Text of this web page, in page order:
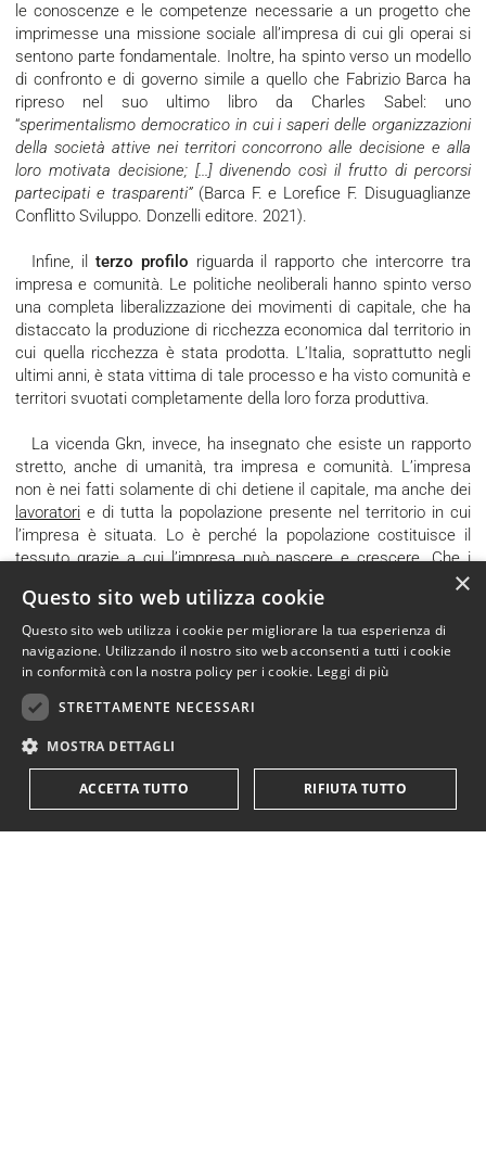
le conoscenze e le competenze necessarie a un progetto che
imprimesse una missione sociale all’impresa di cui gli operai si
sentono parte fondamentale. Inoltre, ha spinto verso un modello
di confronto e di governo simile a quello che Fabrizio Barca ha
ripreso nel suo ultimo libro da Charles Sabel: uno
“sperimentalismo democratico in cui i saperi delle organizzazioni
della società attive nei territori concorrono alle decisione e alla
loro motivata decisione; [...] divenendo così il frutto di percorsi
partecipati e trasparenti” (Barca F. e Lorefice F. Disuguaglianze
Conflitto Sviluppo. Donzelli editore. 2021).
Infine, il terzo profilo riguarda il rapporto che intercorre tra
impresa e comunità. Le politiche neoliberali hanno spinto verso
una completa liberalizzazione dei movimenti di capitale, che ha
distaccato la produzione di ricchezza economica dal territorio in
cui quella ricchezza è stata prodotta. L’Italia, soprattutto negli
ultimi anni, è stata vittima di tale processo e ha visto comunità e
territori svuotati completamente della loro forza produttiva.
La vicenda Gkn, invece, ha insegnato che esiste un rapporto
stretto, anche di umanità, tra impresa e comunità. L’impresa
non è nei fatti solamente di chi detiene il capitale, ma anche dei
lavoratori e di tutta la popolazione presente nel territorio in cui
l’impresa è situata. Lo è perché la popolazione costituisce il
tessuto grazie a cui l’impresa può nascere e crescere. Che i
lavoratori si uniscano e creino una propria esperienza produttiva
è possibile;impossibile è che esista un'impresa che faccia a
meno del proprio territorio, dei lavoratori e del loro
fondamentale contributo.
DATA
13 Gennaio 2022
ARTICOLO DI
×
Questo sito web utilizza cookie
Questo sito web utilizza i cookie per migliorare la tua esperienza di
navigazione. Utilizzando il nostro sito web acconsenti a tutti i cookie
in conformità con la nostra policy per i cookie. Leggi di più
STRETTAMENTE NECESSARI
MOSTRA DETTAGLI
ACCETTA TUTTO RIFIUTA TUTTO